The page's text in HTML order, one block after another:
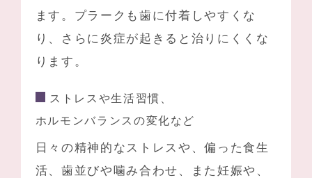
ます。プラークも歯に付着しやすくな
り、さらに炎症が起きると治りにくくな
ります。
ストレスや生活習慣、
ホルモンバランスの変化など
日々の精神的なストレスや、偏った食生
活、歯並びや噛み合わせ、また妊娠や、